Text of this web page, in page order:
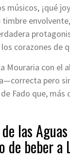
músicos, ¡qué
timbre
corazones de
Mouraria con el
pero
Fado que, más
las
de beber a